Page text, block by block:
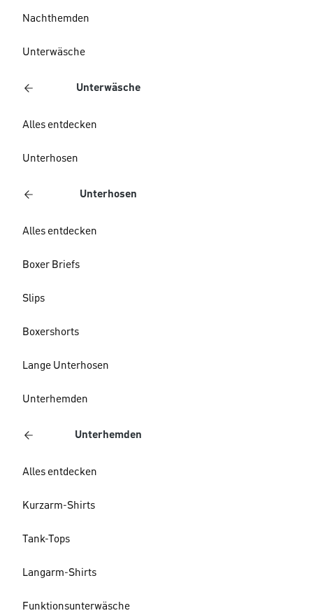
Nachthemden
Unterwäsche
Unterwäsche
Alles entdecken
Unterhosen
Unterhosen
Alles entdecken
Boxer Briefs
Slips
Boxershorts
Lange Unterhosen
Unterhemden
Unterhemden
Alles entdecken
Kurzarm-Shirts
Tank-Tops
Langarm-Shirts
Funktionsunterwäsche